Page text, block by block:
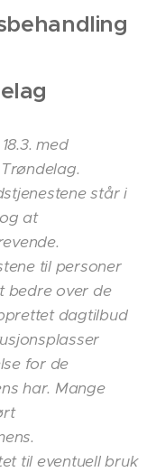
med
står i
at
til personer
bedre over de
dagtilbud
for de
har. Mange
til eventuell bruk